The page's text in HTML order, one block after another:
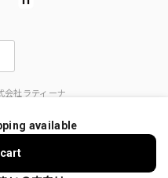
社ラティーナ
available